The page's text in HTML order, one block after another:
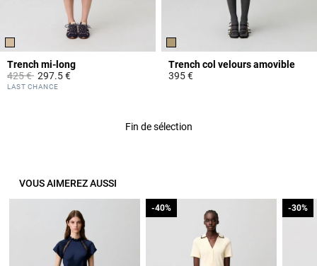
Trench mi-long
Prix réduit à partir de
425 €à297.5 €
5 out of 5 Customer Rating
LAST CHANCE
Trench col velours amovible
395 €
Fin de sélection
VOUS AIMEREZ AUSSI
-40%
-40% -30%
-30%